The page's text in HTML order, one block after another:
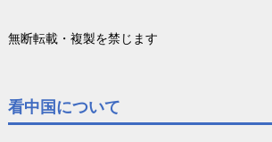
無断転載・複製を禁じます
看中国について